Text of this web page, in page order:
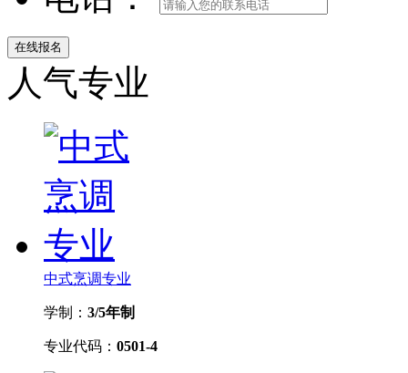
人气专业
中式烹调专业
学制： 3/5年制
专业代码： 0501-4